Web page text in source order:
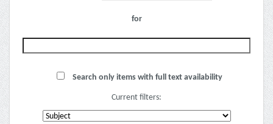
for
Search only items with full text availability
Current filters: